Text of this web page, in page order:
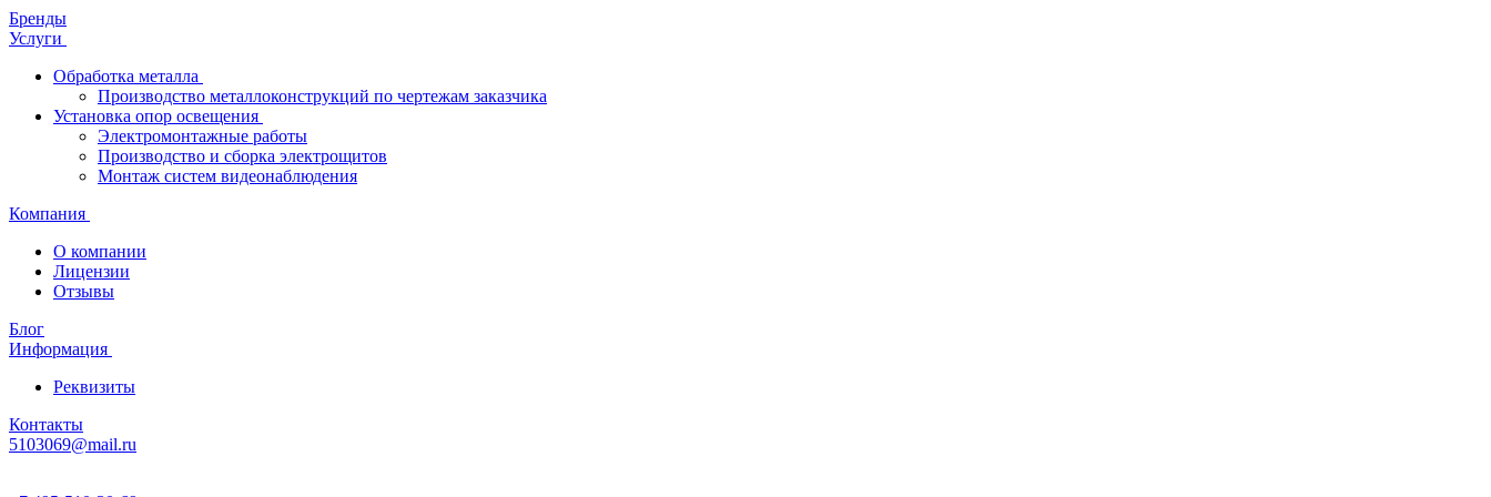
Бренды
Услуги
Обработка металла
Производство металлоконструкций по чертежам заказчика
Установка опор освещения
Электромонтажные работы
Производство и сборка электрощитов
Монтаж систем видеонаблюдения
Компания
О компании
Лицензии
Отзывы
Блог
Информация
Реквизиты
Контакты
5103069@mail.ru